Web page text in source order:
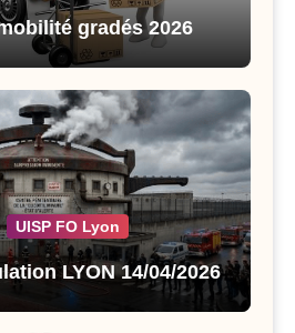
gradés 2026
UISP FO Lyon
LYON 14/04/2026